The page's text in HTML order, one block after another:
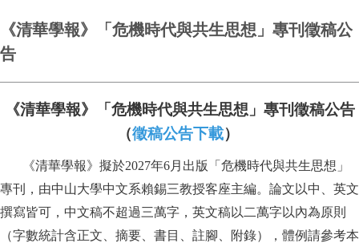
《清華學報》「危機時代與共生思想」專刊徵稿公
告
《清華學報》「危機時代與共生思想」專刊徵稿公告
（徵稿公告下載）
《清華學報》擬於2027年6月出版
「危機時代與共生思想」
專刊，由中山大學中文系賴錫三教授客座主編。論文以中、英文
撰寫皆可，中文稿不超過三萬字，英文稿以二萬字以內為原則
（字數統計含正文、摘要、書目、註腳、附錄），體例請參考本